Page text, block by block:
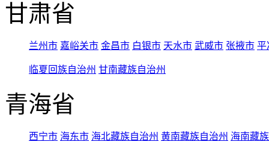
甘肃省
兰州市 嘉峪关市 金昌市 白银市 天水市 武威市 张掖市 平
临夏回族自治州 甘南藏族自治州
青海省
西宁市 海东市 海北藏族自治州 黄南藏族自治州 海南藏